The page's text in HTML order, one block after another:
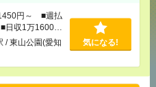
円～ ■週払
収1万1600円
/ 東山公園(愛知
気になる!
ート ブックマーク